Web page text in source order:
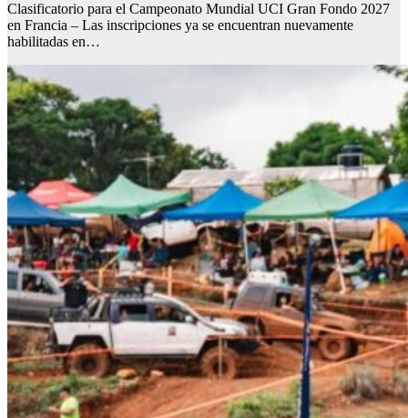
Clasificatorio para el Campeonato Mundial UCI Gran Fondo 2027
en Francia – Las inscripciones ya se encuentran nuevamente
habilitadas en…